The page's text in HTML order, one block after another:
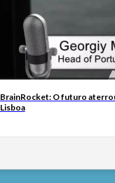
BrainRocket: O futuro
Lisboa